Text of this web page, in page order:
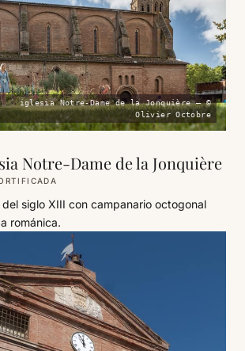
iglesia Notre-Dame de la Jonquière — ©
Olivier Octobre
Notre-Dame de la Jonquière
siglo XIII con campanario octogonal
románica.